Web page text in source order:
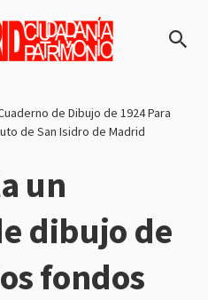
de Dibujo de 1924 Para
de San Isidro de Madrid
un
dibujo de
fondos